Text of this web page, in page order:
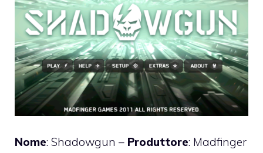
Nome: Shadowgun – Produttore: Madfinger